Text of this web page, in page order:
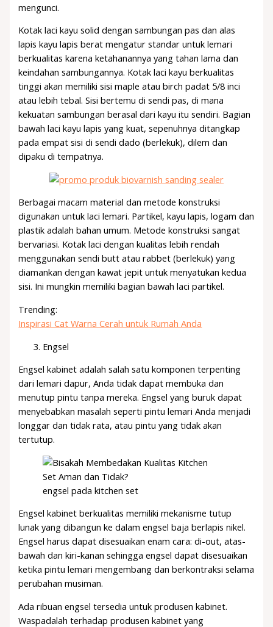
mengunci.
Kotak laci kayu solid dengan sambungan pas dan alas
lapis kayu lapis berat mengatur standar untuk lemari
berkualitas karena ketahanannya yang tahan lama dan
keindahan sambungannya. Kotak laci kayu berkualitas
tinggi akan memiliki sisi maple atau birch padat 5/8 inci
atau lebih tebal. Sisi bertemu di sendi pas, di mana
kekuatan sambungan berasal dari kayu itu sendiri. Bagian
bawah laci kayu lapis yang kuat, sepenuhnya ditangkap
pada empat sisi di sendi dado (berlekuk), dilem dan
dipaku di tempatnya.
Berbagai macam material dan metode konstruksi
digunakan untuk laci lemari. Partikel, kayu lapis, logam dan
plastik adalah bahan umum. Metode konstruksi sangat
bervariasi. Kotak laci dengan kualitas lebih rendah
menggunakan sendi butt atau rabbet (berlekuk) yang
diamankan dengan kawat jepit untuk menyatukan kedua
sisi. Ini mungkin memiliki bagian bawah laci partikel.
Trending:
Inspirasi Cat Warna Cerah untuk Rumah Anda
Engsel
Engsel kabinet adalah salah satu komponen terpenting
dari lemari dapur, Anda tidak dapat membuka dan
menutup pintu tanpa mereka. Engsel yang buruk dapat
menyebabkan masalah seperti pintu lemari Anda menjadi
longgar dan tidak rata, atau pintu yang tidak akan
tertutup.
engsel pada kitchen set
Engsel kabinet berkualitas memiliki mekanisme tutup
lunak yang dibangun ke dalam engsel baja berlapis nikel.
Engsel harus dapat disesuaikan enam cara: di-out, atas-
bawah dan kiri-kanan sehingga engsel dapat disesuaikan
ketika pintu lemari mengembang dan berkontraksi selama
perubahan musiman.
Ada ribuan engsel tersedia untuk produsen kabinet.
Waspadalah terhadap produsen kabinet yang